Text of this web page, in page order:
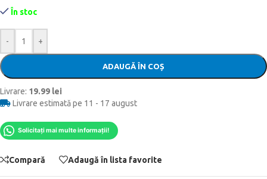
În stoc
- +
ADAUGĂ ÎN COȘ
Livrare: 19.99 lei
Livrare estimată pe 11 - 17 august
Solicitați mai multe informații!
Compară Adaugă în lista favorite